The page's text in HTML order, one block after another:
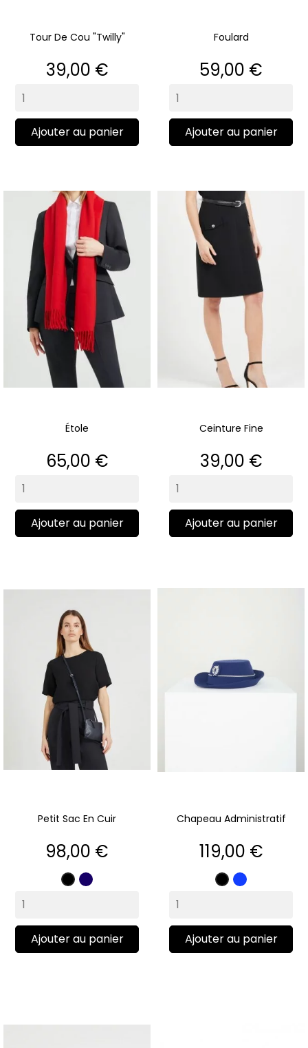
Tour De Cou "Twilly"
Prix
39,00 €
Ajouter au panier
Foulard
Prix
59,00 €
Ajouter au panier
Étole
Prix
65,00 €
Ajouter au panier
Ceinture Fine
Prix
39,00 €
Ajouter au panier
Petit Sac En Cuir
Prix
98,00 €
NoirMarine
Ajouter au panier
Chapeau Administratif
Prix
119,00 €
NoirBleu
Ajouter au panier